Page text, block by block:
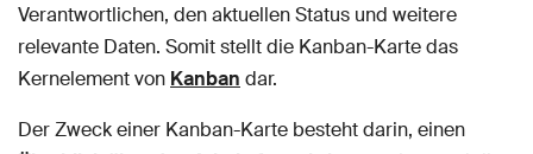
Verantwortlichen, den aktuellen Status und weitere
relevante Daten. Somit stellt die Kanban-Karte das
Kernelement von Kanban dar.
Der Zweck einer Kanban-Karte besteht darin, einen